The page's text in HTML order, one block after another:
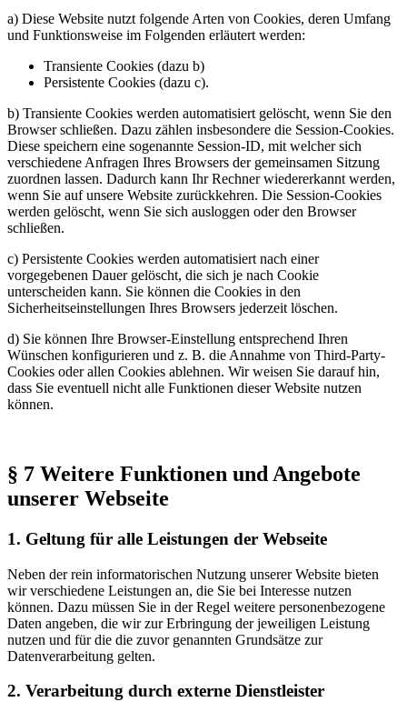
a) Diese Website nutzt folgende Arten von Cookies, deren Umfang
und Funktionsweise im Folgenden erläutert werden:
Transiente Cookies (dazu b)
Persistente Cookies (dazu c).
b) Transiente Cookies werden automatisiert gelöscht, wenn Sie den
Browser schließen. Dazu zählen insbesondere die Session-Cookies.
Diese speichern eine sogenannte Session-ID, mit welcher sich
verschiedene Anfragen Ihres Browsers der gemeinsamen Sitzung
zuordnen lassen. Dadurch kann Ihr Rechner wiedererkannt werden,
wenn Sie auf unsere Website zurückkehren. Die Session-Cookies
werden gelöscht, wenn Sie sich ausloggen oder den Browser
schließen.
c) Persistente Cookies werden automatisiert nach einer
vorgegebenen Dauer gelöscht, die sich je nach Cookie
unterscheiden kann. Sie können die Cookies in den
Sicherheitseinstellungen Ihres Browsers jederzeit löschen.
d) Sie können Ihre Browser-Einstellung entsprechend Ihren
Wünschen konfigurieren und z. B. die Annahme von Third-Party-
Cookies oder allen Cookies ablehnen. Wir weisen Sie darauf hin,
dass Sie eventuell nicht alle Funktionen dieser Website nutzen
können.
§ 7 Weitere Funktionen und Angebote
unserer Webseite
1. Geltung für alle Leistungen der Webseite
Neben der rein informatorischen Nutzung unserer Website bieten
wir verschiedene Leistungen an, die Sie bei Interesse nutzen
können. Dazu müssen Sie in der Regel weitere personenbezogene
Daten angeben, die wir zur Erbringung der jeweiligen Leistung
nutzen und für die die zuvor genannten Grundsätze zur
Datenverarbeitung gelten.
2. Verarbeitung durch externe Dienstleister